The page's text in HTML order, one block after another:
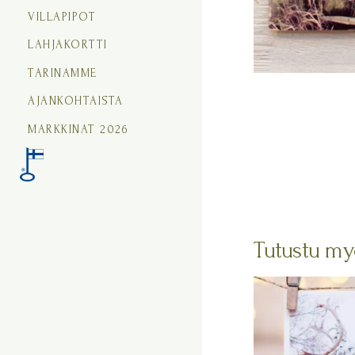
VILLAPIPOT
LAHJAKORTTI
TARINAMME
AJANKOHTAISTA
MARKKINAT 2026
Tutustu